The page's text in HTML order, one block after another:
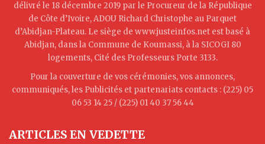
délivré le 18 décembre 2019 par le Procureur de la République
de Côte d’Ivoire, ADOU Richard Christophe au Parquet
d’Abidjan-Plateau. Le siège de www.justeinfos.net est basé à
Abidjan, dans la Commune de Koumassi, à la SICOGI 80
logements, Cité des Professeurs Porte 3133.
Pour la couverture de vos cérémonies, vos annonces,
communiqués, les Publicités et partenariats contacts : (225) 05
06 53 14 25 / (225) 01 40 37 56 44
ARTICLES EN VEDETTE